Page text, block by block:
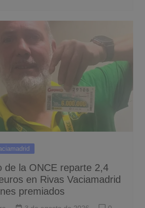
de la ONCE reparte 2,4
en Rivas Vaciamadrid
premiados